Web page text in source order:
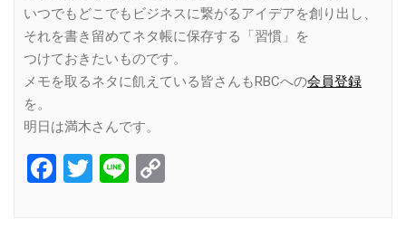
いつでもどこでもビジネスに繋がるアイデアを創り出し、
それを書き留めてネタ帳に保存する「習慣」を
つけておきたいものです。
メモを取るネタに飢えている皆さんもRBCへの会員登録
を。
明日は満木さんです。
Facebook
Twitter
Line